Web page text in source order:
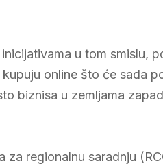
u tom smislu,
online što će sada
biznisa u zemljama
za regionalnu saradnju